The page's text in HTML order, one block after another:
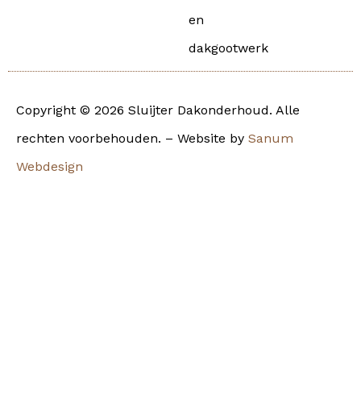
en
dakgootwerk
Copyright © 2026 Sluijter Dakonderhoud. Alle
rechten voorbehouden. – Website by Sanum
Webdesign